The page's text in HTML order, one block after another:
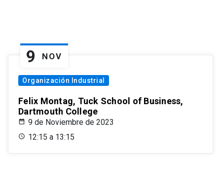
9 NOV
Organización Industrial
Felix Montag, Tuck School of Business,
Dartmouth College
9 de Noviembre de 2023
12:15 a 13:15